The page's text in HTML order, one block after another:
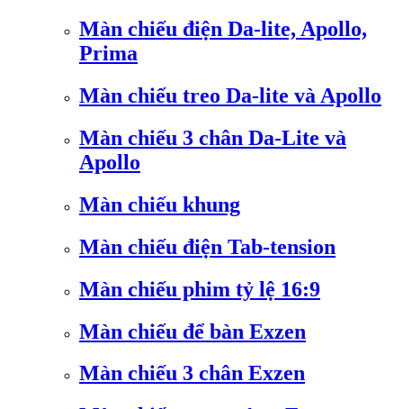
Màn chiếu điện Da-lite, Apollo,
Prima
Màn chiếu treo Da-lite và Apollo
Màn chiếu 3 chân Da-Lite và
Apollo
Màn chiếu khung
Màn chiếu điện Tab-tension
Màn chiếu phim tỷ lệ 16:9
Màn chiếu để bàn Exzen
Màn chiếu 3 chân Exzen